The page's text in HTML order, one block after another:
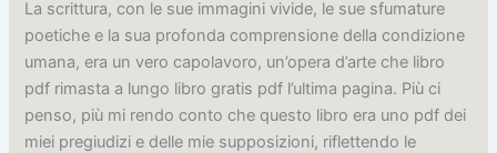
La scrittura, con le sue immagini vivide, le sue sfumature
poetiche e la sua profonda comprensione della condizione
umana, era un vero capolavoro, un’opera d’arte che libro
pdf rimasta a lungo libro gratis pdf l’ultima pagina. Più ci
penso, più mi rendo conto che questo libro era uno pdf dei
miei pregiudizi e delle mie supposizioni, riflettendo le